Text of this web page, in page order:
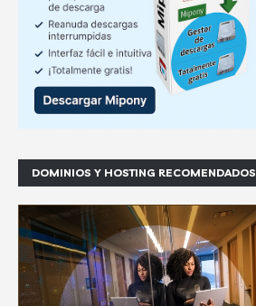
DOMINIOS Y HOSTING RECOMENDADOS